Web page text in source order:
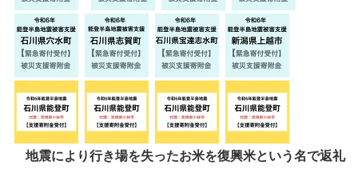
地震により行き場を失ったお米を復興米という名で返礼